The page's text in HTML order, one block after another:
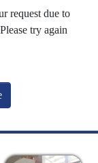
request due to
try again